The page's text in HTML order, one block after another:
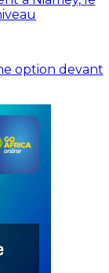
option devant